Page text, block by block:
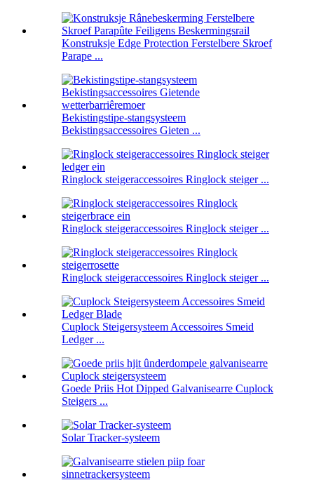
Konstruksje Edge Protection Ferstelbere Skroef
Parape ...
Bekistingstipe-stangsysteem
Bekistingsaccessoires Gieten ...
Ringlock steigeraccessoires Ringlock steiger ...
Ringlock steigeraccessoires Ringlock steiger ...
Ringlock steigeraccessoires Ringlock steiger ...
Cuplock Steigersysteem Accessoires Smeid
Ledger ...
Goede Priis Hot Dipped Galvanisearre Cuplock
Steigers ...
Solar Tracker-systeem